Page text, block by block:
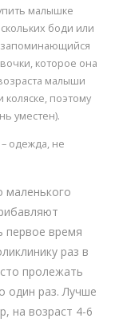
малышке
боди или
которое она
малыши
коляске, поэтому
уместен).
одежда, не
маленького
первое время
раз в
пролежать
один раз. Лучше
на возраст 4-6